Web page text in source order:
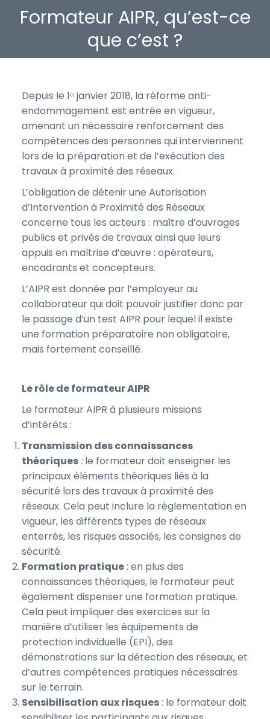
Formateur AIPR, qu’est-ce
que c’est ?
Vous êtes ici :
Depuis le 1ᵉʳ janvier 2018, la réforme anti-
endommagement est entrée en vigueur,
amenant un nécessaire renforcement des
compétences des personnes qui interviennent
lors de la préparation et de l’exécution des
travaux à proximité des réseaux.
L’obligation de détenir une Autorisation
d’Intervention à Proximité des Réseaux
concerne tous les acteurs : maître d’ouvrages
publics et privés de travaux ainsi que leurs
appuis en maîtrise d’œuvre : opérateurs,
encadrants et concepteurs.
L’AIPR est donnée par l’employeur au
collaborateur qui doit pouvoir justifier donc par
le passage d’un test AIPR pour lequel il existe
une formation préparatoire non obligatoire,
mais fortement conseillé.
Le rôle de formateur AIPR
Le formateur AIPR à plusieurs missions
d’intérêts :
Transmission des connaissances
théoriques :le formateur doit enseigner les
principaux éléments théoriques liés à la
sécurité lors des travaux à proximité des
réseaux. Cela peut inclure la règlementation en
vigueur, les différents types de réseaux
enterrés, les risques associés, les consignes de
sécurité.
Formation pratique: en plus des
connaissances théoriques, le formateur peut
également dispenser une formation pratique.
Cela peut impliquer des exercices sur la
manière d’utiliser les équipements de
protection individuelle (EPI), des
démonstrations sur la détection des réseaux, et
d’autres compétences pratiques nécessaires
sur le terrain.
Sensibilisation aux risques: le formateur doit